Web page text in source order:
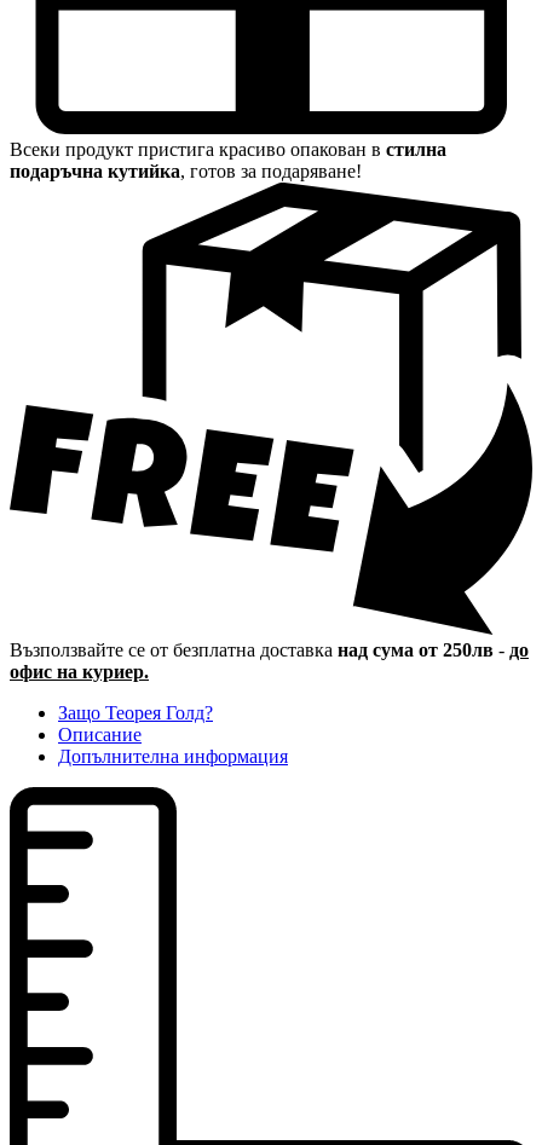
Всеки продукт пристига красиво опакован в стилна
подаръчна кутийка, готов за подаряване!
Възползвайте се от безплатна доставка над сума от 250лв - до
офис на куриер.
Защо Теорея Голд?
Описание
Допълнителна информация